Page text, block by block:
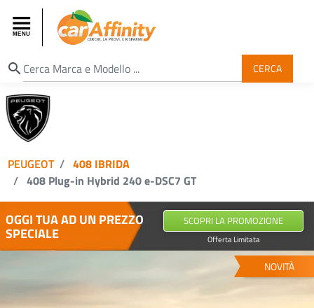
search CERCA
PEUGEOT
408 IBRIDA
408 Plug-in Hybrid 240 e-DSC7 GT
OGGI TUA AD UN PREZZO
SPECIALE
SCOPRI LA PROMOZIONE
Offerta Limitata
NOVITÀ